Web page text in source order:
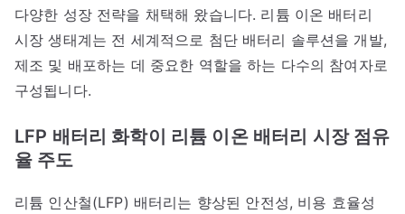
다양한 성장 전략을 채택해 왔습니다. 리튬 이온 배터리
시장 생태계는 전 세계적으로 첨단 배터리 솔루션을 개발,
제조 및 배포하는 데 중요한 역할을 하는 다수의 참여자로
구성됩니다.
LFP 배터리 화학이 리튬 이온 배터리 시장 점유
율 주도
리튬 인산철(LFP) 배터리는 향상된 안전성, 비용 효율성